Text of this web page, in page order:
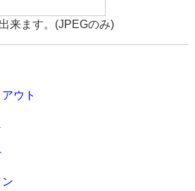
来ます。(JPEGのみ)
ウト